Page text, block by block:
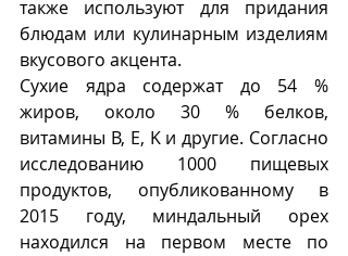
также используют для придания
блюдам или кулинарным изделиям
вкусового акцента.
Сухие ядра содержат до 54 %
жиров, около 30 % белков,
витамины В, Е, K и другие. Согласно
исследованию 1000 пищевых
продуктов, опубликованному в
2015 году, миндальный орех
находился на первом месте по